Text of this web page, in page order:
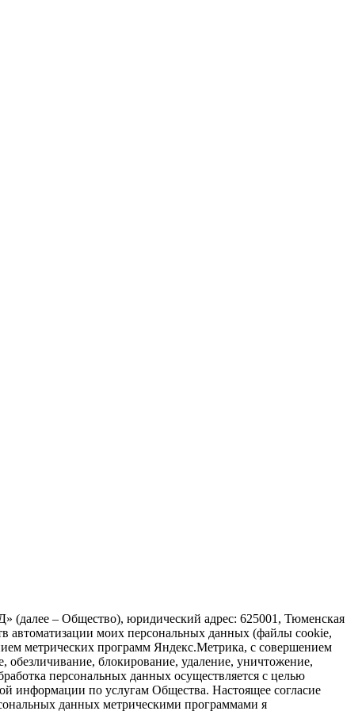
(далее – Общество), юридический адрес: 625001, Тюменская
автоматизации моих персональных данных (файлы cookie,
метрических программ Яндекс.Метрика, с совершением
обезличивание, блокирование, удаление, уничтожение,
персональных данных осуществляется с целью
информации по услугам Общества. Настоящее согласие
данных метрическими программами я